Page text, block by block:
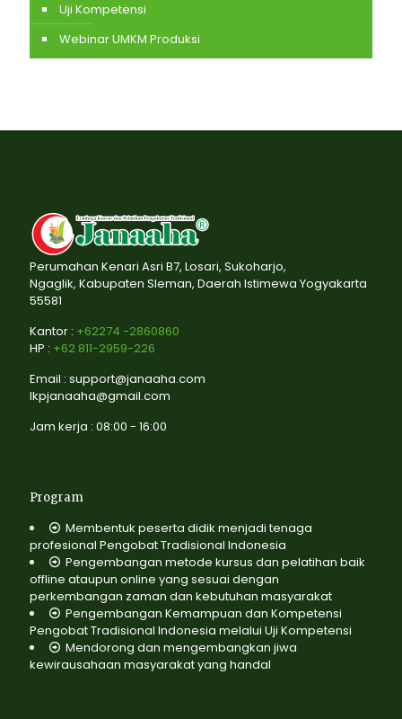
Uji Kompetensi
Webinar UMKM Produksi
Perumahan Kenari Asri B7, Losari, Sukoharjo,
Ngaglik, Kabupaten Sleman, Daerah Istimewa Yogyakarta
55581
Kantor : +62274 -2860860
HP : +62 811-2959-226
Email : support@janaaha.com
lkpjanaaha@gmail.com
Jam kerja : 08:00 - 16:00
Program
Membentuk peserta didik menjadi tenaga
profesional Pengobat Tradisional Indonesia
Pengembangan metode kursus dan pelatihan baik
offline ataupun online yang sesuai dengan
perkembangan zaman dan kebutuhan masyarakat
Pengembangan Kemampuan dan Kompetensi
Pengobat Tradisional Indonesia melalui Uji Kompetensi
Mendorong dan mengembangkan jiwa
kewirausahaan masyarakat yang handal